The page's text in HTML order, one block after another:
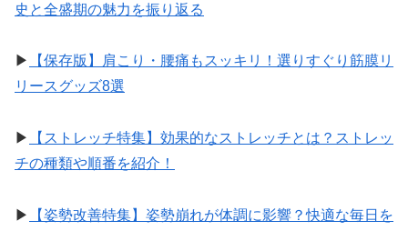
史と全盛期の魅力を振り返る
▶︎
【保存版】肩こり・腰痛もスッキリ！選りすぐり筋膜リ
リースグッズ8選
▶︎
【ストレッチ特集】効果的なストレッチとは？ストレッ
チの種類や順番を紹介！
▶︎
【姿勢改善特集】姿勢崩れが体調に影響？快適な毎日を